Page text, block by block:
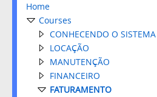
Home
Courses
CONHECENDO O
LOCAÇÃO
MANUTENÇÃO
FINANCEIRO
FATURAMENTO